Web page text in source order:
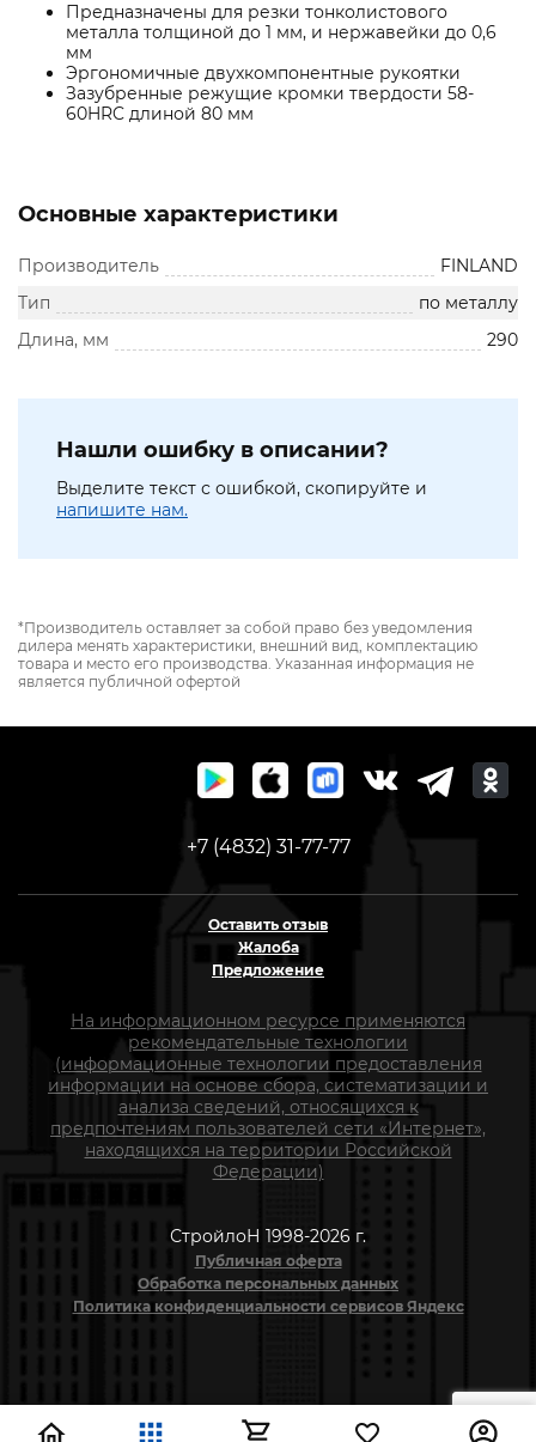
Предназначены для резки тонколистового
металла толщиной до 1 мм, и нержавейки до 0,6
мм
Эргономичные двухкомпонентные рукоятки
Зазубренные режущие кромки твердости 58-
60HRC длиной 80 мм
Основные характеристики
Производитель
FINLAND
Тип
по металлу
Длина, мм
290
Нашли ошибку в описании?
Выделите текст с ошибкой, скопируйте и
напишите нам.
*Производитель оставляет за собой право без уведомления
дилера менять характеристики, внешний вид, комплектацию
товара и место его производства. Указанная информация не
является публичной офертой
+7 (4832) 31-77-77
Оставить отзыв
Жалоба
Предложение
На информационном ресурсе применяются
рекомендательные технологии
(информационные технологии предоставления
информации на основе сбора, систематизации и
анализа сведений, относящихся к
предпочтениям пользователей сети «Интернет»,
находящихся на территории Российской
Федерации)
СтройлоН 1998-2026 г.
Публичная оферта
Обработка персональных данных
Политика конфиденциальности сервисов Яндекс